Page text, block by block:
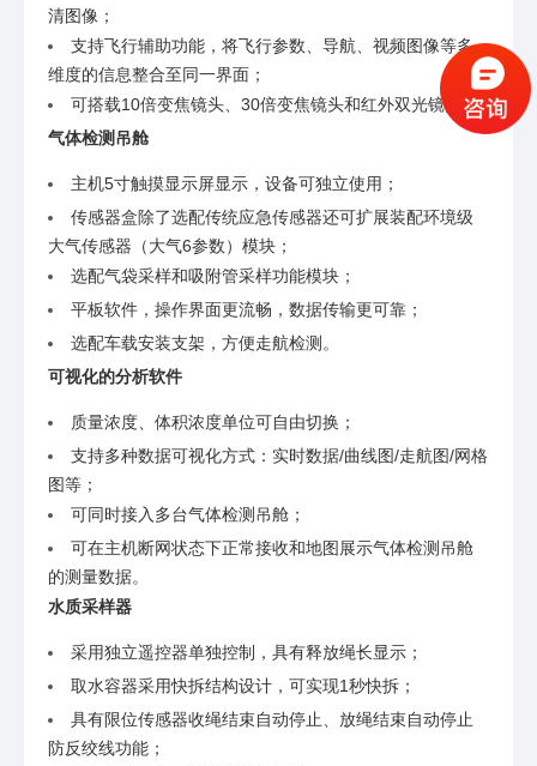
清图像；
支持飞行辅助功能，将飞行参数、导航、视频图像等多
维度的信息整合至同一界面；
可搭载10倍变焦镜头、30倍变焦镜头和红外双光镜头。
气体检测吊舱
主机5寸触摸显示屏显示，设备可独立使用；
传感器盒除了选配传统应急传感器还可扩展装配环境级
大气传感器（大气6参数）模块；
选配气袋采样和吸附管采样功能模块；
平板软件，操作界面更流畅，数据传输更可靠；
选配车载安装支架，方便走航检测。
可视化的分析软件
质量浓度、体积浓度单位可自由切换；
支持多种数据可视化方式：实时数据/曲线图/走航图/网格
图等；
可同时接入多台气体检测吊舱；
可在主机断网状态下正常接收和地图展示气体检测吊舱
的测量数据。
水质采样器
采用独立遥控器单独控制，具有释放绳长显示；
取水容器采用快拆结构设计，可实现1秒快拆；
具有限位传感器收绳结束自动停止、放绳结束自动停止
防反绞线功能；